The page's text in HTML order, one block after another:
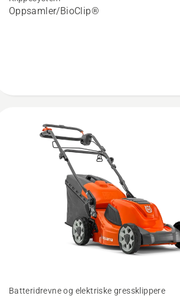
LC34-
Oppsamler/BioClip®
Batteridrevne og elektriske gressklippere